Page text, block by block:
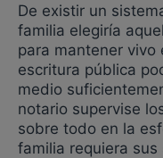
De existir un
familia elegiría
para mantener vivo
escritura pública
medio
notario supervise
sobre todo en la
familia requiera sus